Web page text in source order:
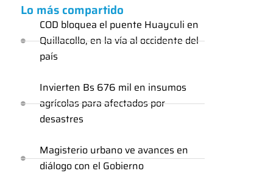
Lo más compartido
COD bloquea el puente Huayculi en
Quillacollo, en la vía al occidente del
país
Invierten Bs 676 mil en insumos
agrícolas para afectados por
desastres
Magisterio urbano ve avances en
diálogo con el Gobierno